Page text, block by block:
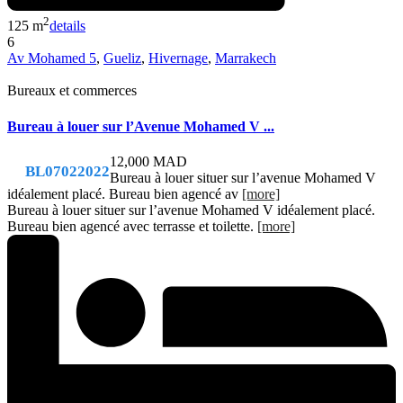
125 m2details
6
Av Mohamed 5, Gueliz, Hivernage, Marrakech
Bureaux et commerces
Bureau à louer sur l’Avenue Mohamed V ...
BL07022022
12,000 MAD
Bureau à louer situer sur l’avenue Mohamed V
idéalement placé. Bureau bien agencé av [more]
Bureau à louer situer sur l’avenue Mohamed V idéalement placé.
Bureau bien agencé avec terrasse et toilette. [more]